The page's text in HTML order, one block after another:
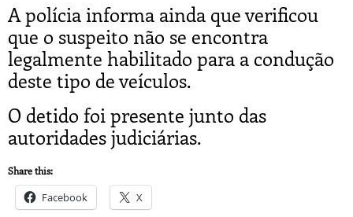
A polícia informa ainda que verificou
que o suspeito não se encontra
legalmente habilitado para a condução
deste tipo de veículos.
O detido foi presente junto das
autoridades judiciárias.
Share this:
Facebook X